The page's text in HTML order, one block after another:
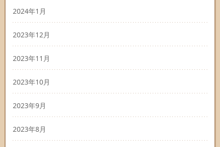
2024年1月
2023年12月
2023年11月
2023年10月
2023年9月
2023年8月